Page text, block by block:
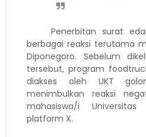
Penerbitan surat
berbagai reaksi terutama
Diponegoro. Sebelum
tersebut, program
diakses oleh UKT
menimbulkan reaksi
mahasiswa/i
platform X.